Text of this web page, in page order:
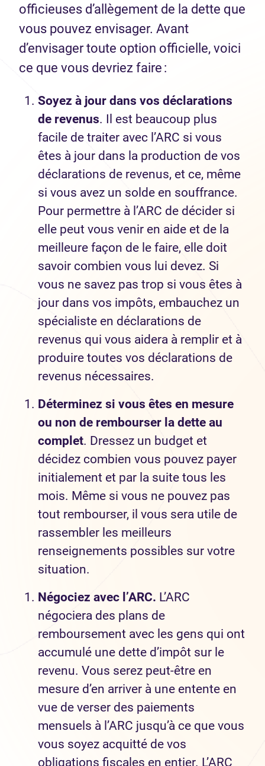
officieuses d’allègement de la dette que
vous pouvez envisager. Avant
d’envisager toute option officielle, voici
ce que vous devriez faire :
Soyez à jour dans vos déclarations
de revenus. Il est beaucoup plus
facile de traiter avec l’ARC si vous
êtes à jour dans la production de vos
déclarations de revenus, et ce, même
si vous avez un solde en souffrance.
Pour permettre à l’ARC de décider si
elle peut vous venir en aide et de la
meilleure façon de le faire, elle doit
savoir combien vous lui devez. Si
vous ne savez pas trop si vous êtes à
jour dans vos impôts, embauchez un
spécialiste en déclarations de
revenus qui vous aidera à remplir et à
produire toutes vos déclarations de
revenus nécessaires.
Déterminez si vous êtes en mesure
ou non de rembourser la dette au
complet. Dressez un budget et
décidez combien vous pouvez payer
initialement et par la suite tous les
mois. Même si vous ne pouvez pas
tout rembourser, il vous sera utile de
rassembler les meilleurs
renseignements possibles sur votre
situation.
Négociez avec l’ARC. L’ARC
négociera des plans de
remboursement avec les gens qui ont
accumulé une dette d’impôt sur le
revenu. Vous serez peut-être en
mesure d’en arriver à une entente en
vue de verser des paiements
mensuels à l’ARC jusqu’à ce que vous
vous soyez acquitté de vos
obligations fiscales en entier. L’ARC